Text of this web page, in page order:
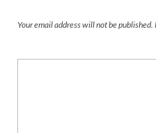
Your email address will not be published.